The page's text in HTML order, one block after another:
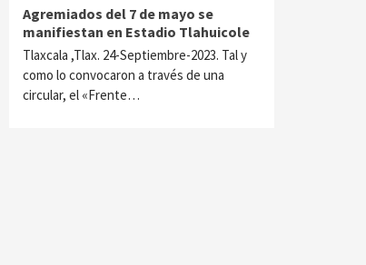
Agremiados del 7 de mayo se
manifiestan en Estadio Tlahuicole
Tlaxcala ,Tlax. 24-Septiembre-2023. Tal y
como lo convocaron a través de una
circular, el «Frente…